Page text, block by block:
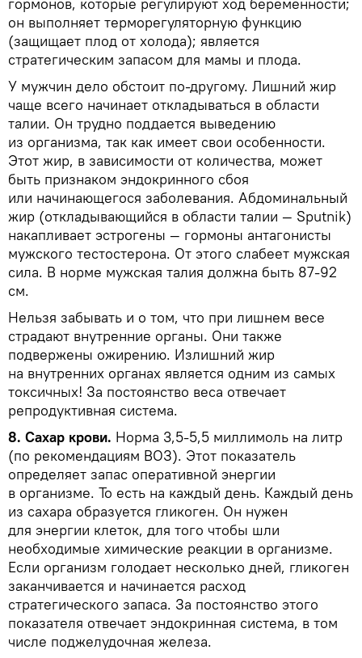
он выполняет терморегуляторную функцию
(защищает плод от холода); является
стратегическим запасом для мамы и плода.
У мужчин дело обстоит по-другому. Лишний жир
чаще всего начинает откладываться в области
талии. Он трудно поддается выведению
из организма, так как имеет свои особенности.
Этот жир, в зависимости от количества, может
быть признаком эндокринного сбоя
или начинающегося заболевания. Абдоминальный
жир (откладывающийся в области талии — Sputnik)
накапливает эстрогены — гормоны антагонисты
мужского тестостерона. От этого слабеет мужская
сила. В норме мужская талия должна быть 87-92
см.
Нельзя забывать и о том, что при лишнем весе
страдают внутренние органы. Они также
подвержены ожирению. Излишний жир
на внутренних органах является одним из самых
токсичных! За постоянство веса отвечает
репродуктивная система.
8. Сахар крови. Норма 3,5-5,5 миллимоль на литр
(по рекомендациям ВОЗ). Этот показатель
определяет запас оперативной энергии
в организме. То есть на каждый день. Каждый день
из сахара образуется гликоген. Он нужен
для энергии клеток, для того чтобы шли
необходимые химические реакции в организме.
Если организм голодает несколько дней, гликоген
заканчивается и начинается расход
стратегического запаса. За постоянство этого
показателя отвечает эндокринная система, в том
числе поджелудочная железа.